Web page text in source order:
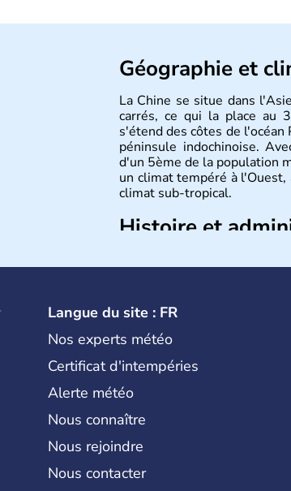
Géographie et
La Chine se situe dans
carrés, ce qui la place au
s'étend des côtes de l'océan
péninsule indochinoise.
d'un 5ème de la population
un climat tempéré à l'Ouest,
climat sub-tropical.
Histoire et
nation et a retrouvé son
d'inventions avant-
l'imprimerie à caractères
Langue du site : FR
Nos experts météo
Certificat d'intempéries
Alerte météo
Nous connaître
Nous rejoindre
Nous contacter